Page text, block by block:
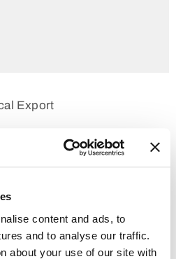
content and ads, to
and to analyse our traffic.
about your use of our site with
Export
- 23:00